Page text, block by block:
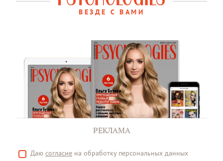
ВЕЗДЕ С ВАМИ
РЕКЛАМА
Даю согласие на обработку персональных данных